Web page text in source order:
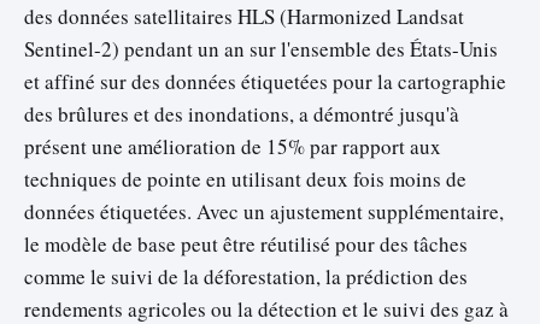
des données satellitaires HLS (Harmonized Landsat
Sentinel-2) pendant un an sur l'ensemble des États-Unis
et affiné sur des données étiquetées pour la cartographie
des brûlures et des inondations, a démontré jusqu'à
présent une amélioration de 15% par rapport aux
techniques de pointe en utilisant deux fois moins de
données étiquetées. Avec un ajustement supplémentaire,
le modèle de base peut être réutilisé pour des tâches
comme le suivi de la déforestation, la prédiction des
rendements agricoles ou la détection et le suivi des gaz à